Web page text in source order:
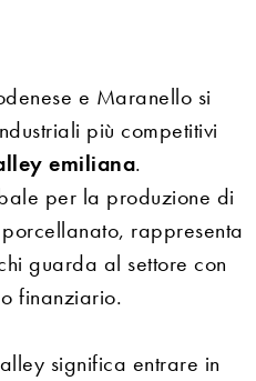
e Maranello si
più competitivi
emiliana.
per la produzione di
rappresenta
guarda al settore con
finanziario.
significa entrare in